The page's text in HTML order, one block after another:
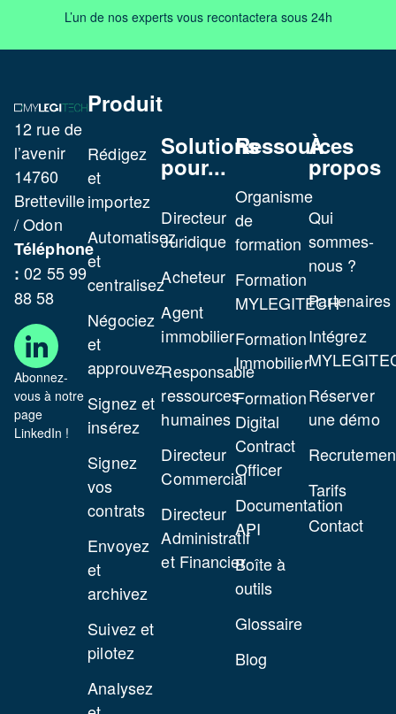
L’un de nos experts vous recontactera sous 24h
12 rue de
l’avenir
14760
Bretteville
/ Odon
Téléphone
: 02 55 99
88 58
Abonnez-
vous à notre
page
LinkedIn !
Produit
Rédigez
et
importez
Automatisez
et
centralisez
Négociez
et
approuvez
Signez et
insérez
Signez
vos
contrats
Envoyez
et
archivez
Suivez et
pilotez
Analysez
Solutions
pour...
Directeur
Juridique
Acheteur
Agent
immobilier
Responsable
ressources
humaines
Directeur
Commercial
Directeur
Administratif
et Financier
Ressources
Organisme
de
formation
Formation
MYLEGITECH
Formation
Immobilier
Formation
Digital
Contract
Officer
Documentation
API
Boîte à
outils
Glossaire
Blog
À
propos
Qui
sommes-
nous ?
Partenaires
Intégrez
Réserver
une démo
Tarifs
Contact